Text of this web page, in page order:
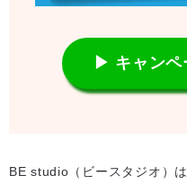
▶ キャンペ
BE studio（ビースタジオ）